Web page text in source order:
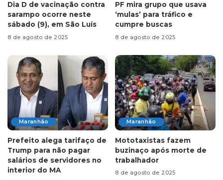
Dia D de vacinação contra
sarampo ocorre neste
sábado (9), em São Luís
8 de agosto de 2025
PF mira grupo que usava
‘mulas’ para tráfico e
cumpre buscas
8 de agosto de 2025
Maranhão
Prefeito alega tarifaço de
Trump para não pagar
salários de servidores no
interior do MA
Maranhão
Mototaxistas fazem
buzinaço após morte de
trabalhador
8 de agosto de 2025